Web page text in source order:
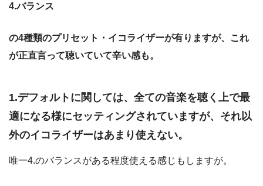
4.バランス
の4種類のプリセット・イコライザーが有りますが、これ
が正直言って聴いていて辛い感も。
1.デフォルトに関しては、全ての音楽を聴く上で最
適になる様にセッティングされていますが、それ以
外のイコライザーはあまり使えない。
唯一4.のバランスがある程度使える感じもしますが。